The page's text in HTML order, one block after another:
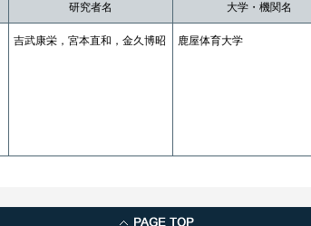
研究者名 大学・機関名
吉武康栄，宮本直和，金久博昭 鹿屋体育大学